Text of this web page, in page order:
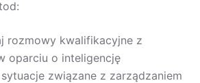
rozmowy kwalifikacyjne z
oparciu o inteligencję
związane z zarządzaniem